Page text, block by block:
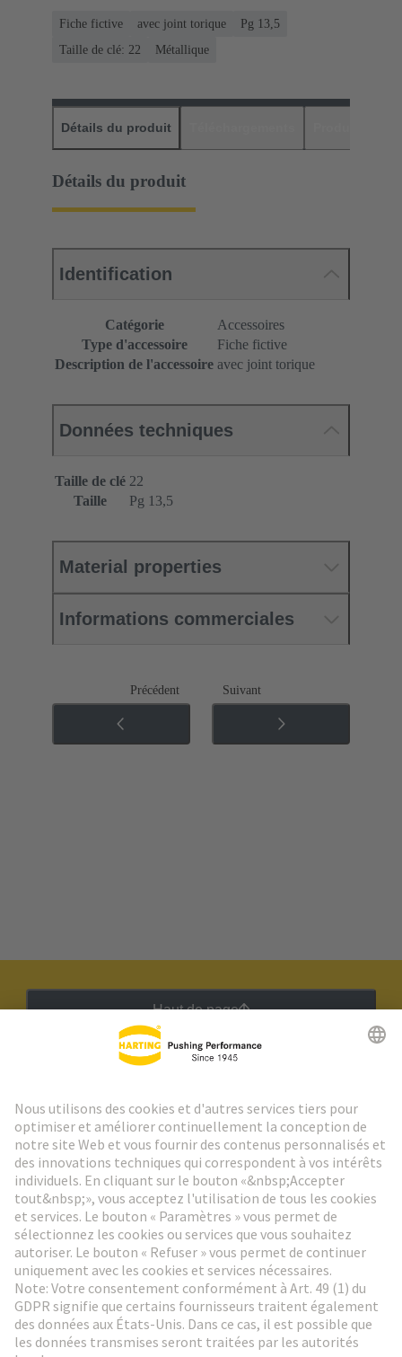
Fiche fictive avec joint torique
Pg 13,5
Taille de clé: 22
Métallique
Détails du produit
Détails du produit
Identification
Catégorie
Accessoires
Type d'accessoire
Fiche fictive
Description de l'accessoire avec joint torique
Données techniques
Taille de clé 22
Taille
Pg 13,5
Material properties
Informations commerciales
Précédent Suivant
Haut de page
Aller à l'inscription
Social Media